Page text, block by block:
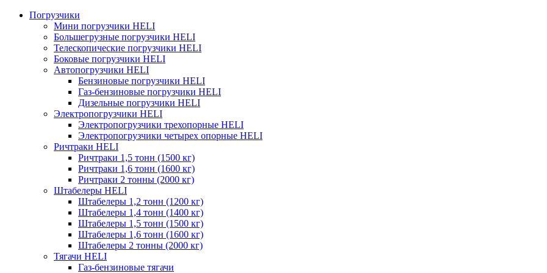
Погрузчики
Мини погрузчики HELI
Большегрузные погрузчики HELI
Телескопические погрузчики HELI
Боковые погрузчики HELI
Автопогрузчики HELI
Бензиновые погрузчики HELI
Газ-бензиновые погрузчики HELI
Дизельные погрузчики HELI
Электропогрузчики HELI
Электропогрузчики трехопорные HELI
Электропогрузчики четырех опорные HELI
Ричтраки HELI
Ричтраки 1,5 тонн (1500 кг)
Ричтраки 1,6 тонн (1600 кг)
Ричтраки 2 тонны (2000 кг)
Штабелеры HELI
Штабелеры 1,2 тонн (1200 кг)
Штабелеры 1,4 тонн (1400 кг)
Штабелеры 1,5 тонн (1500 кг)
Штабелеры 1,6 тонн (1600 кг)
Штабелеры 2 тонны (2000 кг)
Тягачи HELI
Газ-бензиновые тягачи